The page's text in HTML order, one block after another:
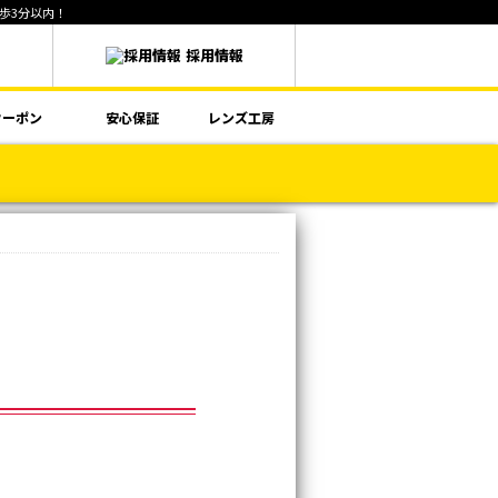
3分以内！
採用情報
ポン 安心保証 レンズ工房